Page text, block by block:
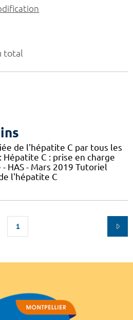
total
de l'hépatite C par tous les
Hépatite C : prise en charge
HAS - Mars 2019 Tutoriel
l'hépatite C
1